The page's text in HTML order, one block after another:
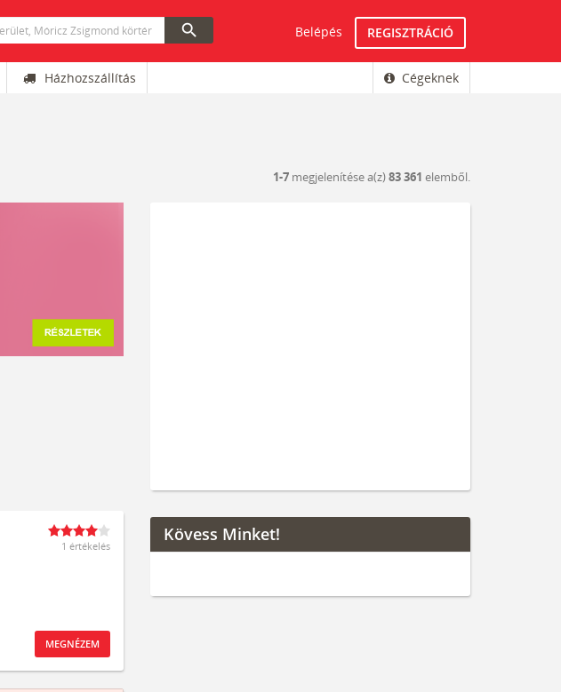
search Belépés REGISZTRÁCIÓ
Házhozszállítás Cégeknek
1-7 megjelenítése a(z)83 361 elemből.
1 értékelés
MEGNÉZEM
Kövess Minket!